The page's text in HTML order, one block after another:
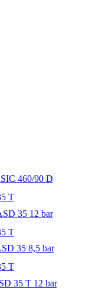
460/90 D
35 12 bar
35 8,5 bar
35 T 12 bar